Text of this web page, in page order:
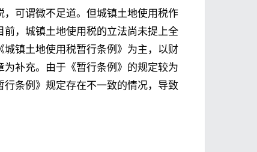
可谓微不足道。但城镇土地使用税作
，城镇土地使用税的立法尚未提上全
镇土地使用税暂行条例》为主，以财
补充。由于《暂行条例》的规定较为
条例》规定存在不一致的情况，导致